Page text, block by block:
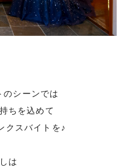
のシーンでは
ちを込めて
クスバイトを♪
は